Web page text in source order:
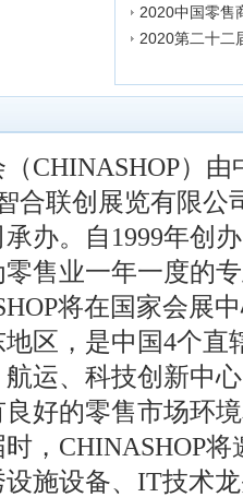
发表时间
2020中国零售
发表时间
2020第二十二
CHINASHOP）
合联创展览有限
办。自1999年创
售业一年一度的
将在国家会展
区，是中国4个直
运、科技创新中
好的零售市场环
，CHINASHOP
施设备、IT技术